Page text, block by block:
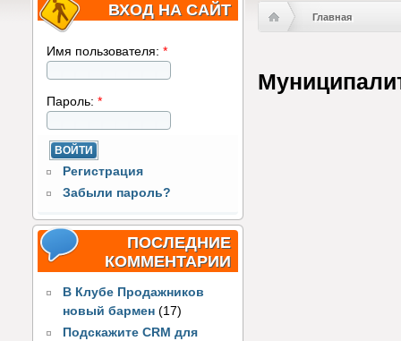
ВХОД НА САЙТ
Имя пользователя: *
Пароль: *
Регистрация
Забыли пароль?
ПОСЛЕДНИЕ
КОММЕНТАРИИ
В Клубе Продажников
новый бармен (17)
Подскажите CRM для
Главная